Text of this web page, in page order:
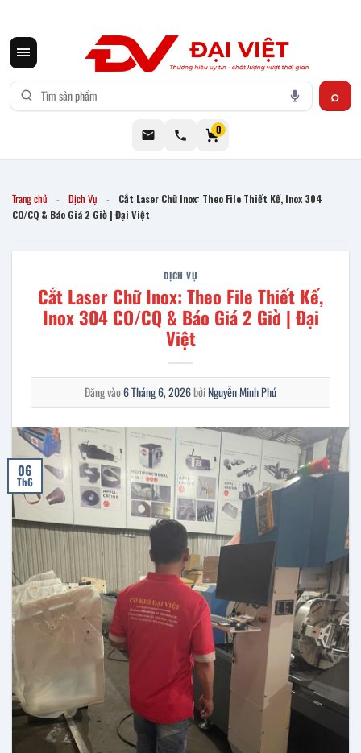
0
Trang chủ - Dịch Vụ -
Cắt Laser Chữ Inox: Theo File Thiết Kế, Inox 304
CO/CQ & Báo Giá 2 Giờ | Đại Việt
DỊCH VỤ
Cắt Laser Chữ Inox: Theo File Thiết Kế,
Inox 304 CO/CQ & Báo Giá 2 Giờ | Đại
Việt
Đăng vào6 Tháng 6, 2026bởiNguyễn Minh Phú
06
Th6